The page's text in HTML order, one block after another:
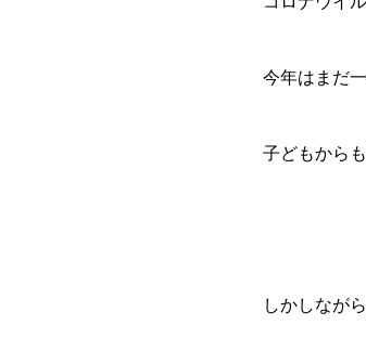
今年はまだ
子どもから
しかしなが